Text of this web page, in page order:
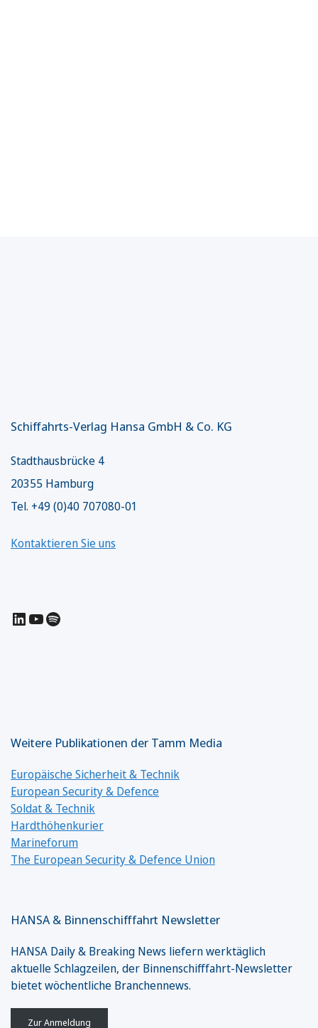
Schiffahrts-Verlag Hansa GmbH & Co. KG
Stadthausbrücke 4
20355 Hamburg
Tel. +49 (0)40 707080-01
Kontaktieren Sie uns
LinkedIn
YouTube
Spotify
Weitere Publikationen der Tamm Media
Europäische Sicherheit & Technik
European Security & Defence
Soldat & Technik
Hardthöhenkurier
Marineforum
The European Security & Defence Union
HANSA & Binnenschifffahrt Newsletter
HANSA Daily & Breaking News liefern werktäglich
aktuelle Schlagzeilen, der Binnenschifffahrt-Newsletter
bietet wöchentliche Branchennews.
Zur Anmeldung